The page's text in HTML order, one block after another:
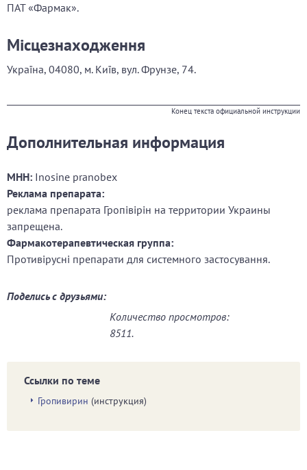
ПАТ «Фармак».
Місцезнаходження
Україна, 04080, м. Київ, вул. Фрунзе, 74.
Конец текста официальной инструкции
Дополнительная информация
МНН: Inosine pranobex
Реклама препарата:
реклама препарата Гропівірін на территории Украины
запрещена.
Фармакотерапевтическая группа:
Противірусні препарати для системного застосування.
Поделись с друзьями:
Количество просмотров:
8511.
Ссылки по теме
Гропивирин (инструкция)